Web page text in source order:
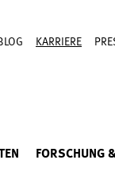
KARRIERE
FORSCHUNG